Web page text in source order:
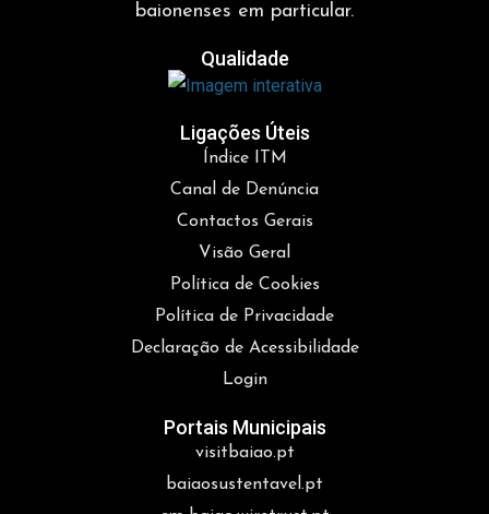
baionenses em particular.
Qualidade
Ligações Úteis
Índice ITM
Canal de Denúncia
Contactos Gerais
Visão Geral
Política de Cookies
Política de Privacidade
Declaração de Acessibilidade
Login
Portais Municipais
visitbaiao.pt
baiaosustentavel.pt